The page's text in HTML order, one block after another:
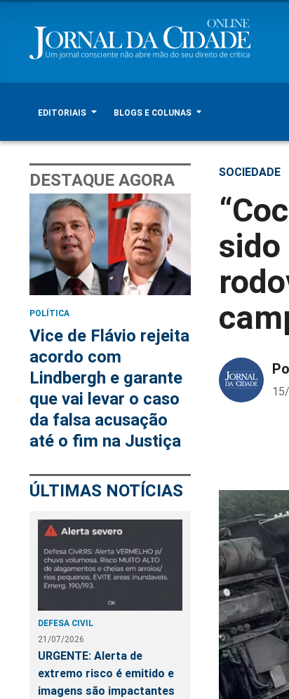
EDITORIAIS BLOGS E COLUNAS
DESTAQUE AGORA
POLÍTICA
Vice de Flávio rejeita
acordo com
Lindbergh e garante
que vai levar o caso
da falsa acusação
até o fim na Justiça
ÚLTIMAS NOTÍCIAS
DEFESA CIVIL
21/07/2026
URGENTE: Alerta de
extremo risco é emitido e
imagens são impactantes
SOCIEDADE